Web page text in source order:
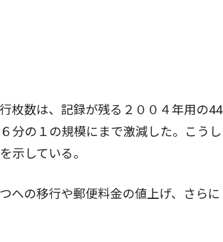
枚数は、記録が残る２００４年用の44
分の１の規模にまで激減した。こうし
示している。
への移行や郵便料金の値上げ、さらに